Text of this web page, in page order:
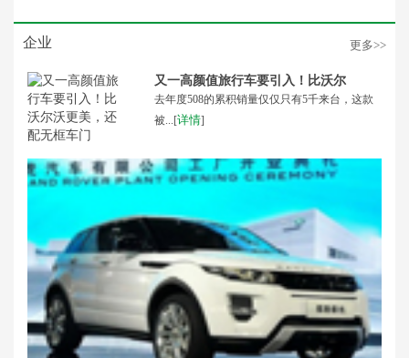
企业 更多>>
又一高颜值旅行车要引入！比沃尔
去年度508的累积销量仅仅只有5千来台，这款
被...[详情]